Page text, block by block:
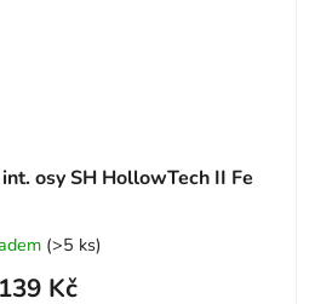
osy SH HollowTech II Fe
(>5 ks)
139 Kč